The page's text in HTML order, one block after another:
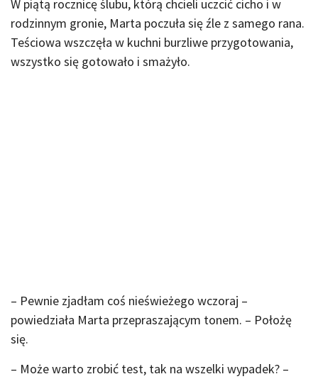
W piątą rocznicę ślubu, którą chcieli uczcić cicho i w
rodzinnym gronie, Marta poczuła się źle z samego rana.
Teściowa wszczęła w kuchni burzliwe przygotowania,
wszystko się gotowało i smażyło.
– Pewnie zjadłam coś nieświeżego wczoraj –
powiedziała Marta przepraszającym tonem. – Położę
się.
– Może warto zrobić test, tak na wszelki wypadek? –